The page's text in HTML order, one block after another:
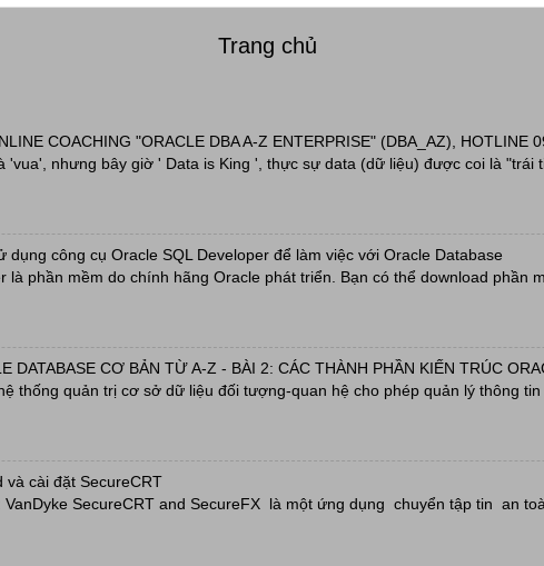
Trang chủ
COACHING "ORACLE DBA A-Z ENTERPRISE" (DBA_AZ), HOTLINE
'vua', nhưng bây giờ ' Data is King ', thực sự data (dữ liệu) được coi là "trái
dụng công cụ Oracle SQL Developer để làm việc với Oracle Database
là phần mềm do chính hãng Oracle phát triển. Bạn có thể download phần
DATABASE CƠ BẢN TỪ A-Z - BÀI 2: CÁC THÀNH PHẦN KIẾN TRÚC
thống quản trị cơ sở dữ liệu đối tượng-quan hệ cho phép quản lý thông
và cài đặt SecureCRT
VanDyke SecureCRT and SecureFX là một ứng dụng chuyển tập tin an